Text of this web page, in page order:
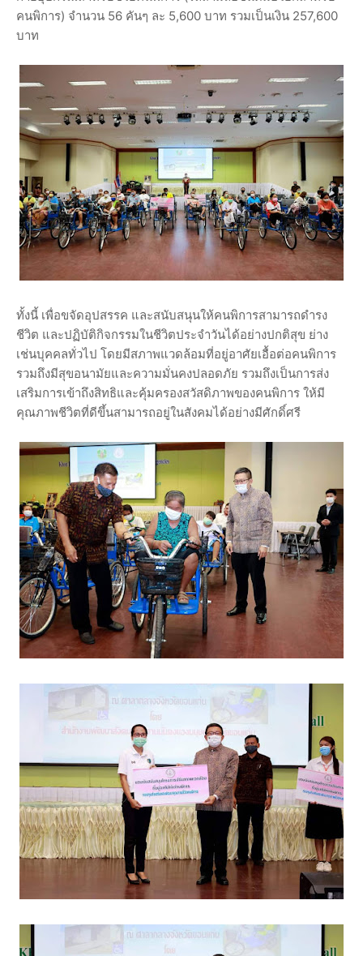
คนพิการ) จำนวน 56 คันๆ ละ 5,600 บาท รวมเป็นเงิน 257,600
บาท
ทั้งนี้ เพื่อขจัดอุปสรรค และสนับสนุนให้คนพิการสามารถดำรง
ชีวิต และปฏิบัติกิจกรรมในชีวิตประจำวันได้อย่างปกติสุข ย่าง
เช่นบุคคลทั่วไป โดยมีสภาพแวดล้อมที่อยู่อาศัยเอื้อต่อคนพิการ
รวมถึงมีสุขอนามัยและความมั่นคงปลอดภัย รวมถึงเป็นการส่ง
เสริมการเข้าถึงสิทธิและคุ้มครองสวัสดิภาพของคนพิการ ให้มี
คุณภาพชีวิตที่ดีขึ้นสามารถอยู่ในสังคมได้อย่างมีศักดิ์ศรี